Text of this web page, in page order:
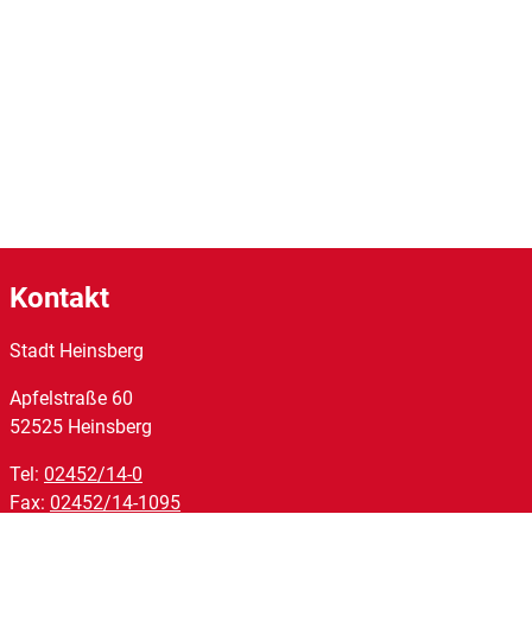
Kontakt
Stadt Heinsberg
Apfelstraße 60
52525 Heinsberg
Tel: 02452/14-0
Fax: 02452/14-1095